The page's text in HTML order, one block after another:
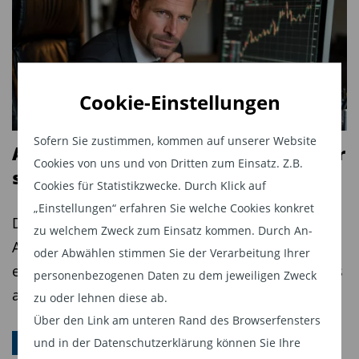
Cookie-Einstellungen
Sofern Sie zustimmen, kommen auf unserer Website
Cookies von uns und von Dritten zum Einsatz. Z.B.
Cookies für Statistikzwecke. Durch Klick auf
„Einstellungen“ erfahren Sie welche Cookies konkret
zu welchem Zweck zum Einsatz kommen. Durch An-
oder Abwählen stimmen Sie der Verarbeitung Ihrer
personenbezogenen Daten zu dem jeweiligen Zweck
zu oder lehnen diese ab.
Über den Link am unteren Rand des Browserfensters
und in der Datenschutzerklärung können Sie Ihre
ausmachen wird – im Schnitt rund 63 Prozent.
Finanzwissen fehlt – Rentensystem gilt als
zu kompliziert
Ein wesentliches Hindernis für breiteres
Engagement bleibt das mangelnde Wissen über
Finanz- und Vorsorgethemen. 44 Prozent der
Befragten geben an, sich nicht ausreichend
informiert zu fühlen, 76 Prozent empfinden das
deutsche Rentensystem als zu kompliziert.
Mehr Finanzbildung und bessere Anreize
gefordert
„Die private und betriebliche kapitalgedeckte
Vorsorge muss einfacher und transparenter
Altersvorsorgedepot: Diese Anbieter
stehen schon in den Startlöchern
Die Zertifizierung von staatlich geförderten
Altersvorsorgedepots privater Anbieter beginnt
erst im Herbst. Doch die Branche arbeitet bereits
an passenden Lösungen.
ALTERSVORSORGE